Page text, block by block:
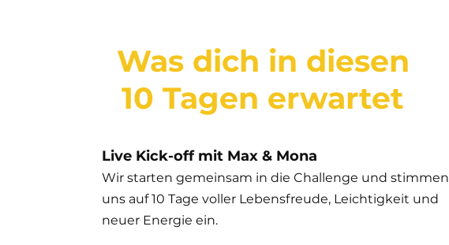
Was dich in diesen
10 Tagen erwartet
Live Kick-off mit Max & Mona
Wir starten gemeinsam in die Challenge und stimmen
uns auf 10 Tage voller Lebensfreude, Leichtigkeit und
neuer Energie ein.